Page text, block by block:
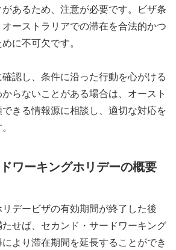
あるため、注意が必要です。ビザ条
ーストラリアでの滞在を合法的かつ
に不可欠です。
認し、条件に沿った行動を心がける
らないことがある場合は、オースト
きる情報源に相談し、適切な対応を
ワーキングホリデーの概要
デービザの有効期間が終了した後
せば、セカンド・サードワーキング
より滞在期間を延長することができ